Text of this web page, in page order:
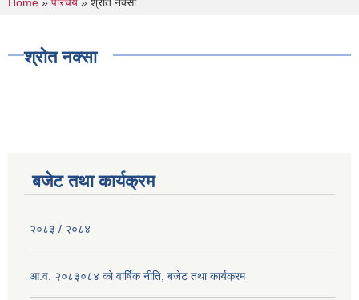
You are here
Home » परिचय » श्रोत नक्सा
श्रोत नक्सा
बजेट तथा कार्यक्रम
२०८३ / २०८४
आ.व. २०८३०८४ को वार्षिक नीति, बजेट तथा कार्यक्रम